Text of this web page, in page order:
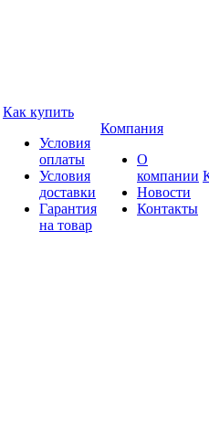
Как купить
Условия
оплаты
Условия
доставки
Гарантия
на товар
Компания
О
компании
Новости
Контакты